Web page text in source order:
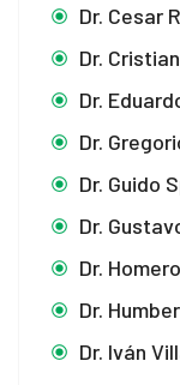
Dr. Cesar
Dr.
Dr.
Dr.
Dr. Guido
Dr.
Dr.
Dr.
Dr. Iván